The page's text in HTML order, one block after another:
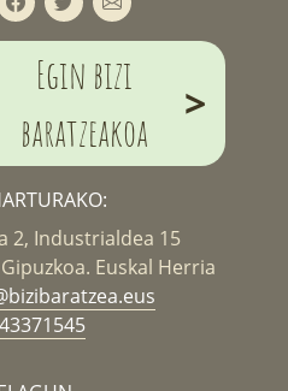
Egin bizi
baratzeakoa
>
2, Industrialdea 15
Euskal Herria